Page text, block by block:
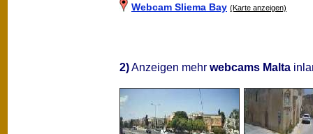
Webcam Sliema Bay (Karte anzeigen)
2)Anzeigen mehr webcams Malta